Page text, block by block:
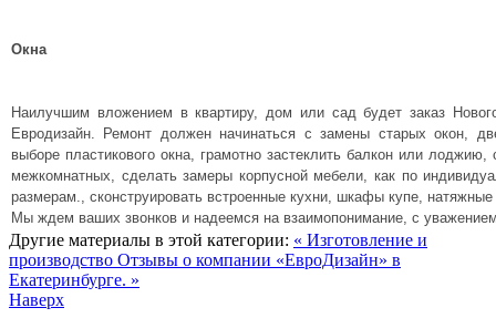
Окна
Наилучшим вложением в квартиру, дом или сад будет заказ
Евродизайн. Ремонт должен начинаться с замены старых окон,
выборе пластикового окна, грамотно застеклить балкон или
межкомнатных, сделать замеры корпусной мебели, как по
размерам., сконструировать встроенные кухни, шкафы купе, натяжные
Мы ждем ваших звонков и надеемся на взаимопонимание, с
Другие материалы в этой категории: « Изготовление и
производство Отзывы о компании «ЕвроДизайн» в
Екатеринбурге. »
Наверх